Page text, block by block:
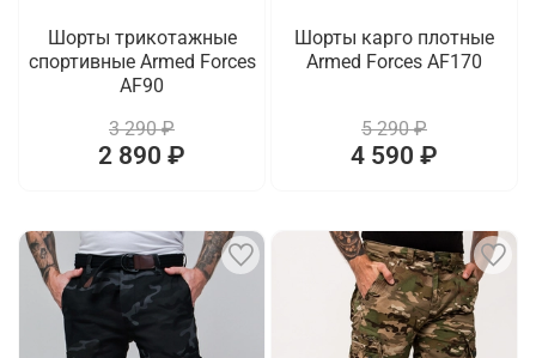
Шорты трикотажные
спортивные Armed Forces
AF90
3 290 ₽
2 890 ₽
Шорты карго плотные
Armed Forces AF170
5 290 ₽
4 590 ₽